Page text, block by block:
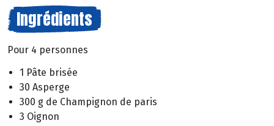
Ingrédients
Pour 4 personnes
1 Pâte brisée
30 Asperge
300 g de Champignon de paris
3 Oignon